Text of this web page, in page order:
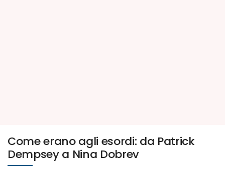
Come erano agli esordi: da Patrick
Dempsey a Nina Dobrev